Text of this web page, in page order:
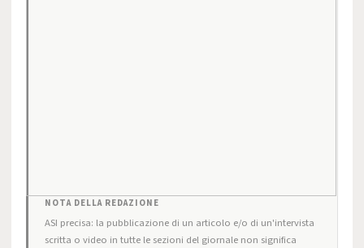
NOTA DELLA REDAZIONE
ASI precisa: la pubblicazione di un articolo e/o di un'intervista
scritta o video in tutte le sezioni del giornale non significa